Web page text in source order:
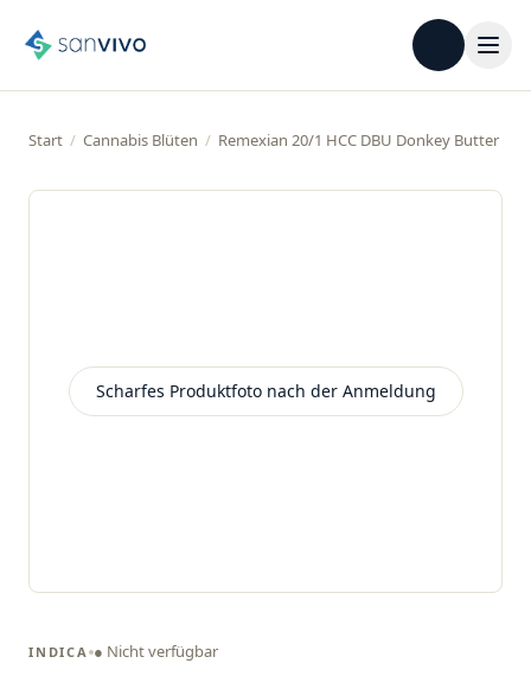
Start / Cannabis Blüten / Remexian 20/1 HCC DBU Donkey Butter
Scharfes Produktfoto nach der Anmeldung
INDICA ● Nicht verfügbar